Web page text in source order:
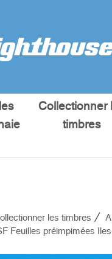
Collectionner
timbres
les timbres
Feuilles préimpimées